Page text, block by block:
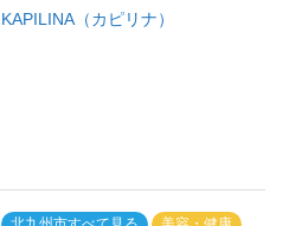
KAPILINA（カピリナ）